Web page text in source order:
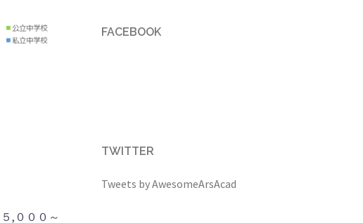
,０００～
FACEBOOK
TWITTER
Tweets by AwesomeArsAcad